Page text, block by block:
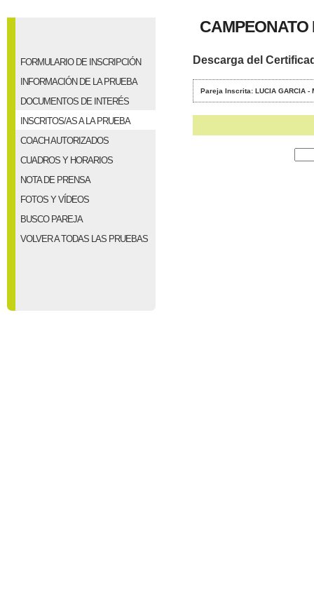
FORMULARIO DE INSCRIPCIÓN
INFORMACIÓN DE LA PRUEBA
DOCUMENTOS DE INTERÉS
INSCRITOS/AS A LA PRUEBA
COACH AUTORIZADOS
CUADROS Y HORARIOS
NOTA DE PRENSA
FOTOS Y VÍDEOS
BUSCO PAREJA
VOLVER A TODAS LAS PRUEBAS
CAMPEONATO
Descarga del
Pareja Inscrita: LUCIA GARCIA -